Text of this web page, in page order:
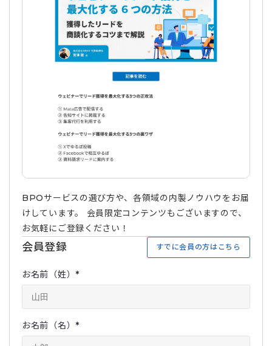
BPOサービスの選び方や、各領域の内製ノウハウをお届
けしています。 会員限定コンテンツもございますので、
お気軽にご登録ください！
会員登録 すでに会員の方はこちら
お名前（姓）*
お名前（名）*